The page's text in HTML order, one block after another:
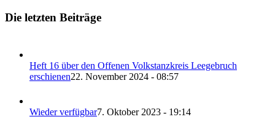
Die letzten Beiträge
Heft 16 über den Offenen Volkstanzkreis Leegebruch
erschienen22. November 2024 - 08:57
Wieder verfügbar7. Oktober 2023 - 19:14